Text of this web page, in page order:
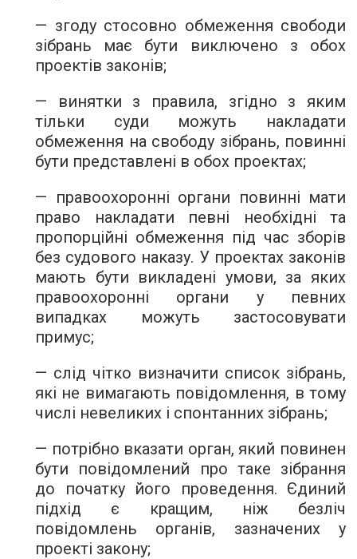
— згоду стосовно обмеження свободи
зібрань має бути виключено з обох
проектів законів;
— винятки з правила, згідно з яким
тільки суди можуть накладати
обмеження на свободу зібрань, повинні
бути представлені в обох проектах;
— правоохоронні органи повинні мати
право накладати певні необхідні та
пропорційні обмеження під час зборів
без судового наказу. У проектах законів
мають бути викладені умови, за яких
правоохоронні органи у певних
випадках можуть застосовувати
примус;
— слід чітко визначити список зібрань,
які не вимагають повідомлення, в тому
числі невеликих і спонтанних зібрань;
— потрібно вказати орган, який повинен
бути повідомлений про таке зібрання
до початку його проведення. Єдиний
підхід є кращим, ніж безліч
повідомлень органів, зазначених у
проекті закону;